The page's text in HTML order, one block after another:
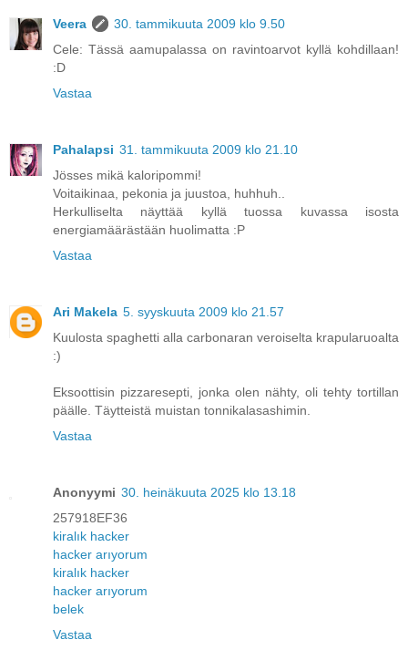
Veera
30. tammikuuta 2009 klo 9.50
Cele: Tässä aamupalassa on ravintoarvot kyllä kohdillaan!
:D
Vastaa
Pahalapsi 31. tammikuuta 2009 klo 21.10
Jösses mikä kaloripommi!
Voitaikinaa, pekonia ja juustoa, huhhuh..
Herkulliselta näyttää kyllä tuossa kuvassa isosta
energiamäärästään huolimatta :P
Vastaa
Ari Makela 5. syyskuuta 2009 klo 21.57
Kuulosta spaghetti alla carbonaran veroiselta krapularuoalta
:)
Eksoottisin pizzaresepti, jonka olen nähty, oli tehty tortillan
päälle. Täytteistä muistan tonnikalasashimin.
Vastaa
Anonyymi 30. heinäkuuta 2025 klo 13.18
257918EF36
kiralık hacker
hacker arıyorum
kiralık hacker
hacker arıyorum
belek
Vastaa